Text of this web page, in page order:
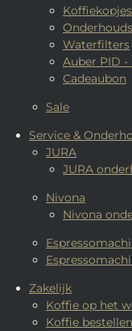
Waterfilters
Auber PID -
Cadeaubon
Sale
Service &
JURA
JURA
Nivona
Nivona
Zakelijk
Koffie op het
Koffie bestellen